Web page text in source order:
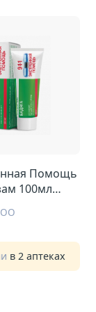
Помощь
100мл
в 2 аптеках